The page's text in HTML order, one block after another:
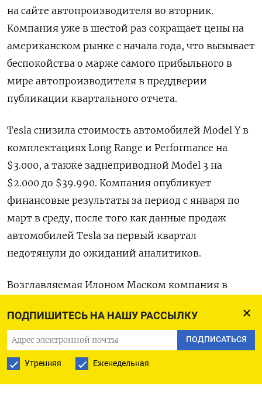
ПОДПИШИТЕСЬ НА НАШУ РАССЫЛКУ
ПОДПИСАТЬСЯ
Утренняя Еженедельная
на сайте автопроизводителя во вторник.
Компания уже в шестой раз сокращает цены на
американском рынке с начала года, что вызывает
беспокойства о марже самого прибыльного в
мире автопроизводителя в преддверии
публикации квартального отчета.
Tesla снизила стоимость автомобилей Model Y в
комплектациях Long Range и Performance на
$3.000, а также заднеприводной Model 3 на
$2.000 до $39.990. Компания опубликует
финансовые результаты за период с января по
март в среду, после того как данные продаж
автомобилей Tesla за первый квартал
недотянули до ожиданий аналитиков.
Возглавляемая Илоном Маском компания в
базовой Model 3 уже на 11%, а Model Y - на 20% на
фоне планов правительства США ввести более
жесткие стандарты, что ограничит налоговые
льготы для электромобилей.